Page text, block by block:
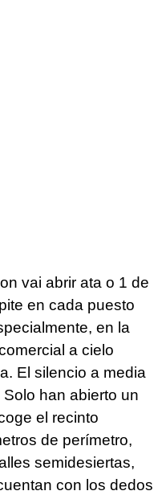
vai abrir ata o 1 de
en cada puesto
en la
a cielo
El silencio a media
han abierto un
el recinto
de perímetro,
semidesiertas,
con los dedos